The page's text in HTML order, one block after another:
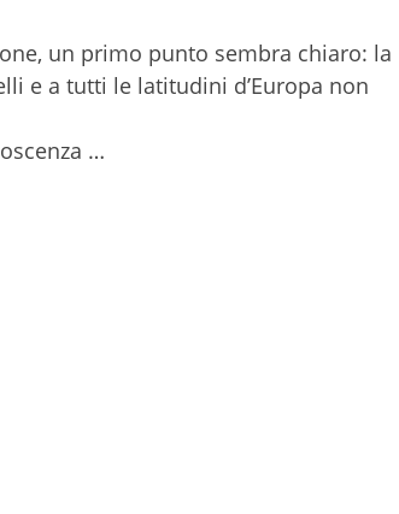
un primo punto sembra chiaro: la
e a tutti le latitudini d’Europa non
…